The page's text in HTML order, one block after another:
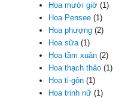
Hoa mười giờ(1)
Hoa Pensee(1)
Hoa phượng(2)
Hoa sữa(1)
Hoa tầm xuân(2)
Hoa thạch thảo(1)
Hoa ti-gôn(1)
Hoa trinh nữ(1)